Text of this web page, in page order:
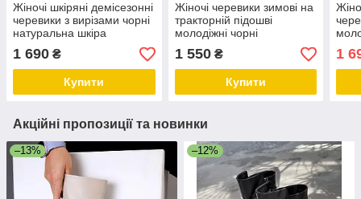
Жіночі шкіряні демісезонні
черевики з вирізами чорні
натуральна шкіра
1 690 ₴
Купити
Жіночі черевики зимові на
тракторній підошві
молодіжні чорні
натуральна шкіра
1 550₴
Купити
1
Акційні пропозиції та новинки
–13% –12%